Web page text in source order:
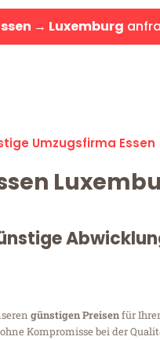
→ Luxemburg
Umzugsfirma Essen
günstigen Preisenfür
Kompromisse bei der